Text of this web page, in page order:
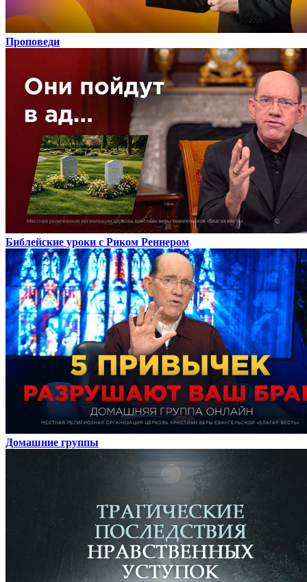
Проповеди
Библейские уроки с Риком Реннером
Домашние группы